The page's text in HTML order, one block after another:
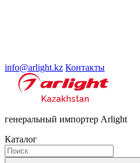
info@arlight.kz Контакты
генеральный импортер Arlight
Каталог